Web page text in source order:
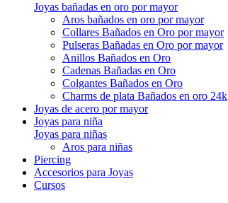
Joyas bañadas en oro por mayor
Aros bañados en oro por mayor
Collares Bañados en Oro por mayor
Pulseras Bañadas en Oro por mayor
Anillos Bañados en Oro
Cadenas Bañadas en Oro
Colgantes Bañados en Oro
Charms de plata Bañados en oro 24k
Joyas de acero por mayor
Joyas para niña
Joyas para niñas
Aros para niñas
Piercing
Accesorios para Joyas
Cursos